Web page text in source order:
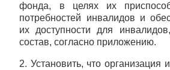
фонда, в целях их
потребностей инвалидов и
их доступности для
состав, согласно приложению.
2. Установить, что организация